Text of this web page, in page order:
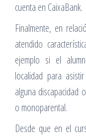
cuenta en CaixaBank.
Finalmente, en
atendido
ejemplo si el
localidad para
alguna discapacidad
o monoparental.
Desde que en el